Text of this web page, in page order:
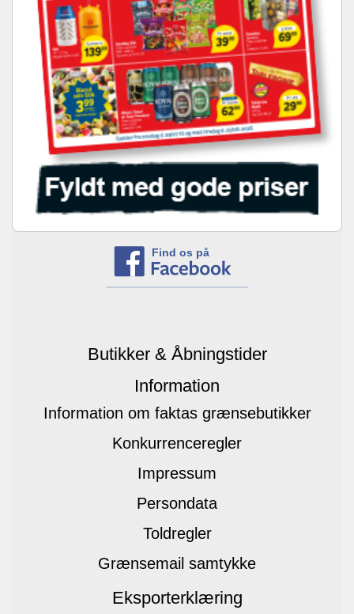
Find os på
Butikker & Åbningstider
Information
Information om faktas grænsebutikker
Konkurrenceregler
Impressum
Persondata
Toldregler
Grænsemail samtykke
Eksporterklæring